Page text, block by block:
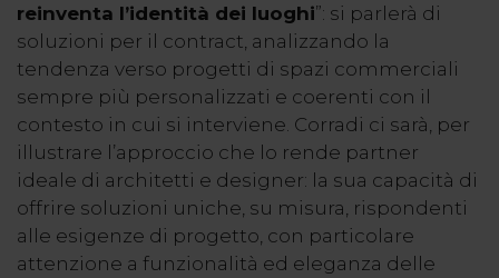
reinventa l’identità dei luoghi”: si parlerà di
soluzioni per il contract, analizzando la
tendenza verso progetti di spazi commerciali
sempre più personalizzati e coerenti con il
contesto in cui si interviene. Corradi ci sarà, per
illustrare l’approccio che lo rende partner
ideale di architetti e designer: la sua capacità di
offrire soluzioni uniche, su misura, rispondenti
alle esigenze di progetto, con particolare
attenzione a funzionalità ed eleganza delle